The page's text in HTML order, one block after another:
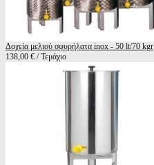
Δοχεία μελιού σφυρήλατα inox - 50 lt/70 kgr
138,00 € / Τεμάχιο